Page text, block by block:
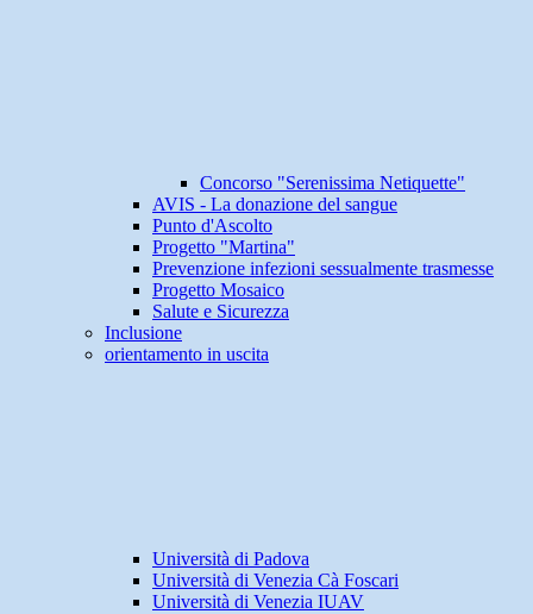
Concorso "Serenissima Netiquette"
AVIS - La donazione del sangue
Punto d'Ascolto
Progetto "Martina"
Prevenzione infezioni sessualmente trasmesse
Progetto Mosaico
Salute e Sicurezza
Inclusione
orientamento in uscita
Università di Padova
Università di Venezia Cà Foscari
Università di Venezia IUAV